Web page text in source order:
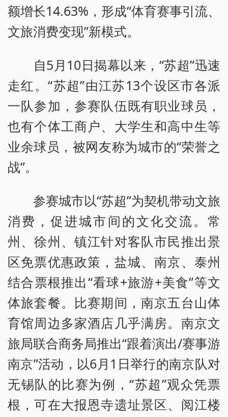
额增长14.63%，形成“体育赛事引流、
文旅消费变现”新模式。
自5月10日揭幕以来，“苏超”迅速
走红。“苏超”由江苏13个设区市各派
一队参加，参赛队伍既有职业球员，
也有个体工商户、大学生和高中生等
业余球员，被网友称为城市的“荣誉之
战”。
参赛城市以“苏超”为契机带动文旅
消费，促进城市间的文化交流。常
州、徐州、镇江针对客队市民推出景
区免票优惠政策，盐城、南京、泰州
结合票根推出“看球+旅游+美食”等文
体旅套餐。比赛期间，南京五台山体
育馆周边多家酒店几乎满房。南京文
旅局联合商务局推出“跟着演出/赛事游
南京”活动，以6月1日举行的南京队对
无锡队的比赛为例，“苏超”观众凭票
根，可在大报恩寺遗址景区、阅江楼